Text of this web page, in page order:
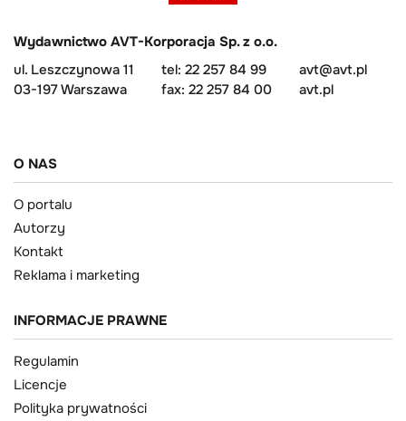
Wydawnictwo AVT-Korporacja Sp. z o.o.
ul. Leszczynowa 11
03-197 Warszawa
tel: 22 257 84 99
fax: 22 257 84 00
avt@avt.pl
avt.pl
O NAS
O portalu
Autorzy
Kontakt
Reklama i marketing
INFORMACJE PRAWNE
Regulamin
Licencje
Polityka prywatności